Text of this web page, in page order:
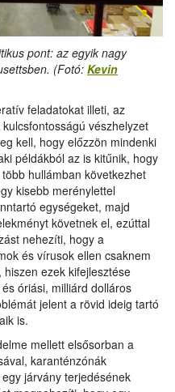
pont: az egyik nagy
(Fotó: Kevin
feladatokat illeti, az
vészhelyzet
kell, hogy előzzön mindenki
példákból az is kitűnik, hogy
hullámban következhet
kisebb merénylettel
egységeket, majd
követnek el, ezúttal
nehezíti, hogy a
és vírusok ellen csaknem
ezek kifejlesztése
óriási, milliárd dolláros
jelent a rövid ideig tartó
is.
mellett elsősorban a
karanténzónák
járvány terjedésének